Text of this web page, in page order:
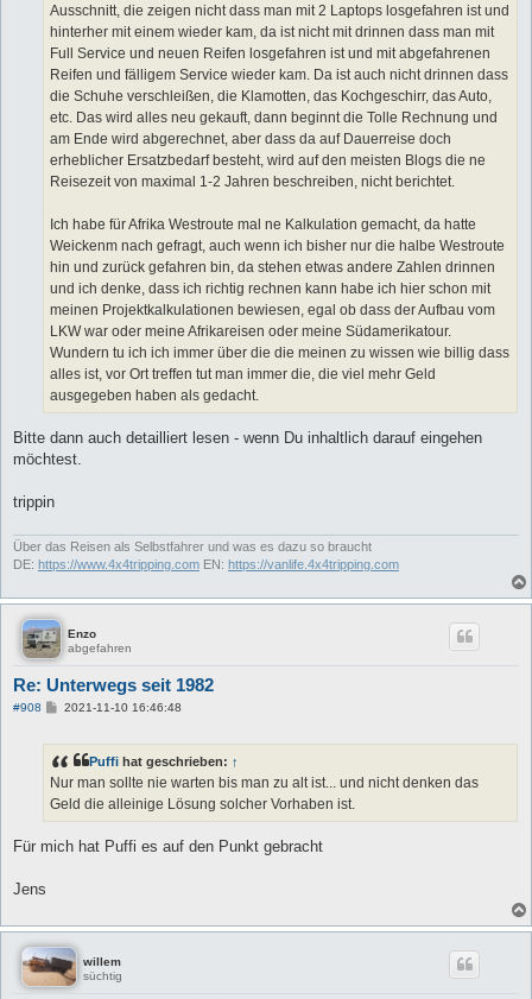
Ausschnitt, die zeigen nicht dass man mit 2 Laptops losgefahren ist und
hinterher mit einem wieder kam, da ist nicht mit drinnen dass man mit
Full Service und neuen Reifen losgefahren ist und mit abgefahrenen
Reifen und fälligem Service wieder kam. Da ist auch nicht drinnen dass
die Schuhe verschleißen, die Klamotten, das Kochgeschirr, das Auto,
etc. Das wird alles neu gekauft, dann beginnt die Tolle Rechnung und
am Ende wird abgerechnet, aber dass da auf Dauerreise doch
erheblicher Ersatzbedarf besteht, wird auf den meisten Blogs die ne
Reisezeit von maximal 1-2 Jahren beschreiben, nicht berichtet.
Ich habe für Afrika Westroute mal ne Kalkulation gemacht, da hatte
Weickenm nach gefragt, auch wenn ich bisher nur die halbe Westroute
hin und zurück gefahren bin, da stehen etwas andere Zahlen drinnen
und ich denke, dass ich richtig rechnen kann habe ich hier schon mit
meinen Projektkalkulationen bewiesen, egal ob dass der Aufbau vom
LKW war oder meine Afrikareisen oder meine Südamerikatour.
Wundern tu ich ich immer über die die meinen zu wissen wie billig dass
alles ist, vor Ort treffen tut man immer die, die viel mehr Geld
ausgegeben haben als gedacht.
Bitte dann auch detailliert lesen - wenn Du inhaltlich darauf eingehen
möchtest.
trippin
Über das Reisen als Selbstfahrer und was es dazu so braucht
DE: https://www.4x4tripping.com EN: https://vanlife.4x4tripping.com
Enzo
abgefahren
Re: Unterwegs seit 1982
#908
B
r
a
g
2021-11-10 16:46:48
Puffi hat geschrieben: ↑
Nur man sollte nie warten bis man zu alt ist... und nicht denken das
Geld die alleinige Lösung solcher Vorhaben ist.
Für mich hat Puffi es auf den Punkt gebracht
Jens
willem
süchtig